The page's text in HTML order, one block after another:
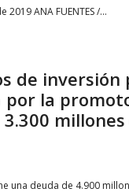
ANA FUENTES /…
de inversión
la
una deuda de 4.900